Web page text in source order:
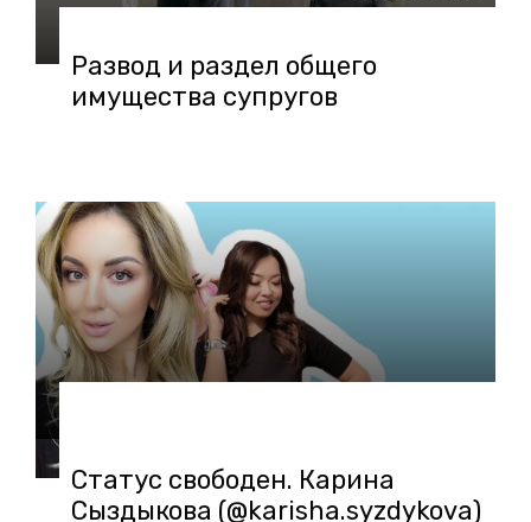
Развод и раздел общего
имущества супругов
Статус свободен. Карина
Сыздыкова (@karisha.syzdykova)